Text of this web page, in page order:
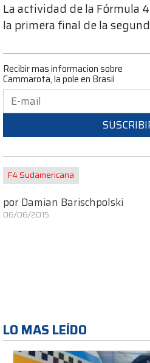
La actividad de la Fórmula
la primera final de la
Recibir mas informacion sobre
Cammarota, la pole en Brasil
F4 Sudamericana
por Damian Barischpolski
06/06/2015
LO MAS LEÍDO